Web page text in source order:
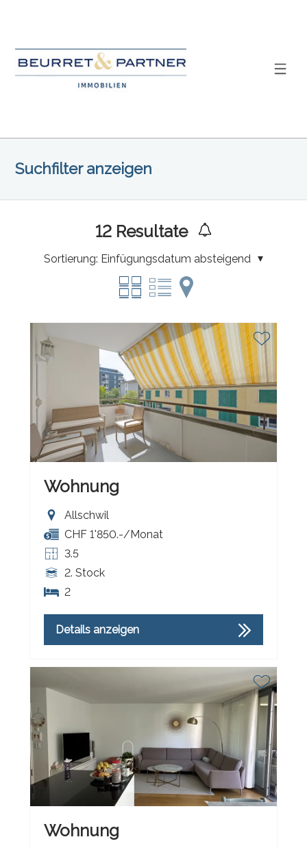
Suchfilter anzeigen
12Resultate
Sortierung: Einfügungsdatum absteigend
Wohnung
Allschwil
CHF 1'850.-/Monat
3.5
2. Stock
2
Details anzeigen
Wohnung